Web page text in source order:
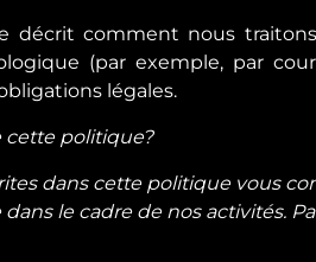
décrit comment nous
(par exemple, par
légales.
cette politique?
dans cette politique vous
le cadre de nos activités.